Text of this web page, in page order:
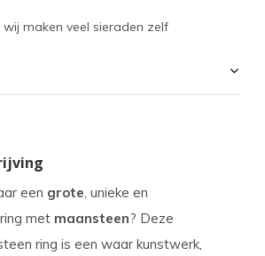
wij maken veel sieraden zelf
een grote, unieke en
ring met maansteen? Deze
ring is een waar kunstwerk,